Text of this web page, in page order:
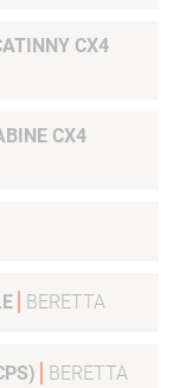
CX4
CX4
BERETTA
BERETTA